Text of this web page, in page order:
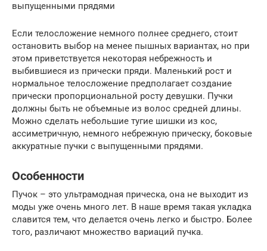
выпущенными прядями
Если телосложение немного полнее среднего, стоит
остановить выбор на менее пышных вариантах, но при
этом приветствуется некоторая небрежность и
выбившиеся из прически пряди. Маленький рост и
нормальное телосложение предполагает создание
прически пропорциональной росту девушки. Пучки
должны быть не объемные из волос средней длины.
Можно сделать небольшие тугие шишки из кос,
ассиметричную, немного небрежную прическу, боковые
аккуратные пучки с выпущенными прядями.
Особенности
Пучок – это ультрамодная прическа, она не выходит из
моды уже очень много лет. В наше время такая укладка
славится тем, что делается очень легко и быстро. Более
того, различают множество вариаций пучка.